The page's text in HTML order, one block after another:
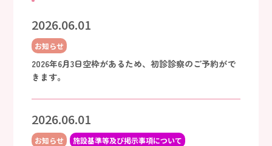
2026.06.01
お知らせ
2026年6月3日空枠があるため、初診診察のご予約がで
きます。
2026.06.01
お知らせ 施設基準等及び掲示事項について